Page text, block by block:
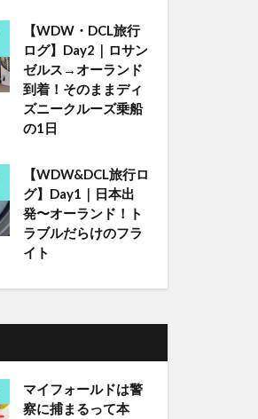
【WDW・DCL旅行
ログ】Day2｜ロサン
ゼルス→オーランド
到着！そのままディ
ズニークルーズ乗船
の1日
【WDW&DCL旅行ロ
グ】Day1｜日本出
発〜オーランド！ト
ラブルだらけのフラ
イト
マイフォールドは警
察に捕まるって本